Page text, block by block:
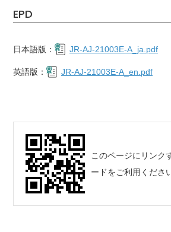
EPD
日本語版： JR-AJ-21003E-A_ja.pdf
英語版： JR-AJ-21003E-A_en.pdf
このページにリンク
ードをご利用くださ